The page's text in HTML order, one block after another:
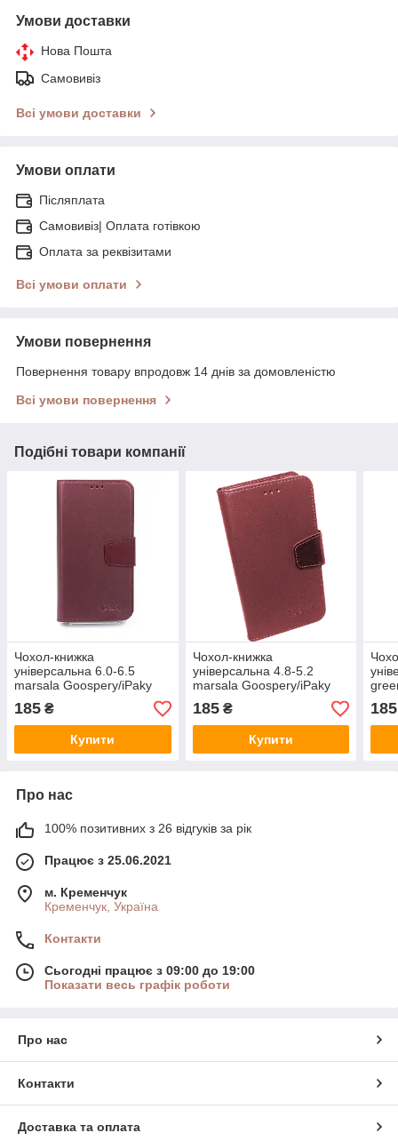
Умови доставки
Нова Пошта
Самовивіз
Всі умови доставки
Умови оплати
Післяплата
Самовивіз| Оплата готівкою
Оплата за реквізитами
Всі умови оплати
Умови повернення
Повернення товару впродовж 14 днів за домовленістю
Всі умови повернення
Подібні товари компанії
Чохол-книжка
універсальна 6.0-6.5
marsala Goospery/iPaky
185 ₴
Купити
Чохол-книжка
універсальна 4.8-5.2
marsala Goospery/iPaky
185₴
Купити
185
Про нас
100% позитивних з 26 відгуків за рік
Працює з 25.06.2021
м. Кременчук
Кременчук, Україна
Контакти
Сьогодні працює з 09:00 до 19:00
Показати весь графік роботи
Про нас
Контакти
Доставка та оплата